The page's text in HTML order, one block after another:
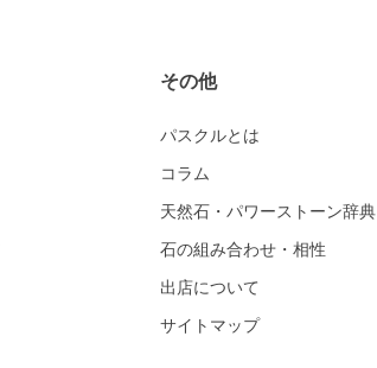
その他
パスクルとは
コラム
天然石・パワーストーン辞典
石の組み合わせ・相性
出店について
サイトマップ